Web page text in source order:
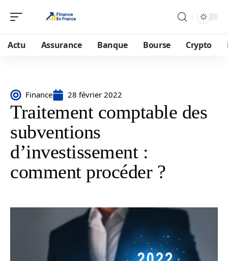
Actu Assurance Banque Bourse Crypto
Finance 28 février 2022
Traitement comptable des
subventions
d’investissement :
comment procéder ?